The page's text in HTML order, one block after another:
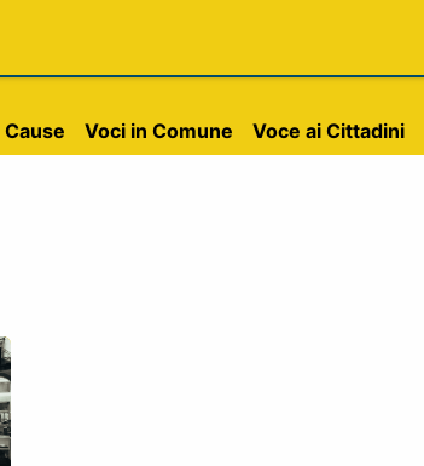
Cause Voci in Comune Voce ai Cittadini